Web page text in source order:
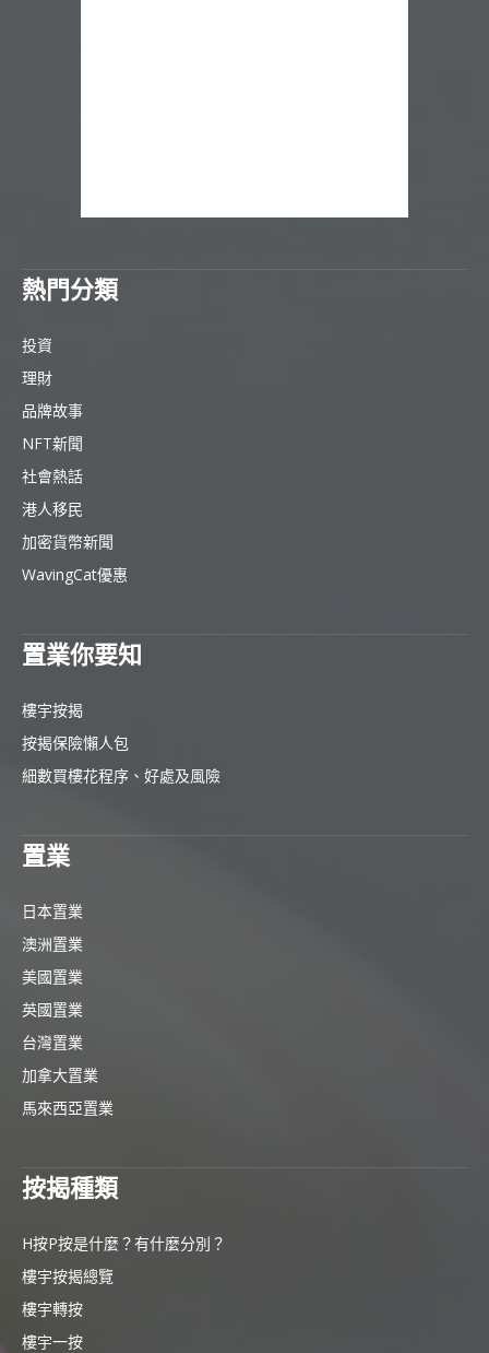
熱門分類
投資
理財
品牌故事
NFT新聞
社會熱話
港人移民
加密貨幣新聞
WavingCat優惠
置業你要知
樓宇按揭
按揭保險懶人包
細數買樓花程序、好處及風險
置業
日本置業
澳洲置業
美國置業
英國置業
台灣置業
加拿大置業
馬來西亞置業
按揭種類
H按P按是什麼？有什麼分別？
樓宇按揭總覽
樓宇轉按
樓宇一按